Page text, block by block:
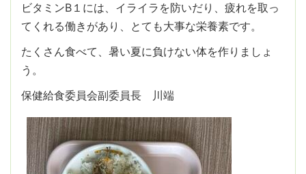
ビタミンB１には、イライラを防いだり、疲れを取っ
てくれる働きがあり、とても大事な栄養素です。
たくさん食べて、暑い夏に負けない体を作りましょ
う。
保健給食委員会副委員長 川端